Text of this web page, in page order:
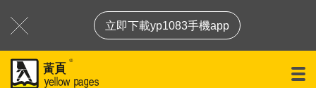
立即下載yp1083手機app